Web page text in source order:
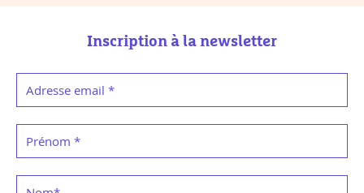
Inscription à la newsletter
Adresse email *
Prénom *